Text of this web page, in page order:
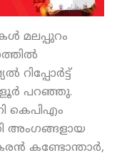
മലപ്പുറം
റിപ്പോര്‍ട്ട്
പറഞ്ഞു.
കെപിഎം
അംഗങ്ങളായ
കണ്ടോന്താര്‍,